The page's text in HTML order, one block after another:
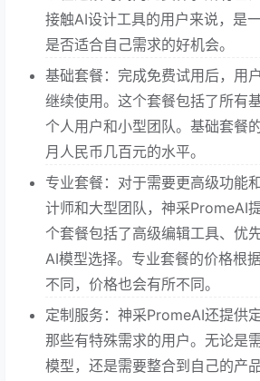
接触AI设计工具的用户来说，是
是否适合自己需求的好机会。
基础套餐：完成免费试用后，用
继续使用。这个套餐包括了所有
个人用户和小型团队。基础套餐
月人民币几百元的水平。
专业套餐：对于需要更高级功能
计师和大型团队，神采PromeAI
个套餐包括了高级编辑工具、优
AI模型选择。专业套餐的价格根
不同，价格也会有所不同。
定制服务：神采PromeAI还提供
那些有特殊需求的用户。无论是
模型，还是需要整合到自己的产